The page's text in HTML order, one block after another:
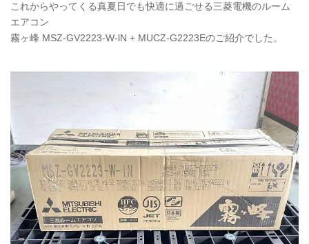
これからやってくる真夏日でも快適に過ごせる三菱電機のルーム
エアコン
霧ヶ峰 MSZ-GV2223-W-lN + MUCZ-G2223Eのご紹介でした。